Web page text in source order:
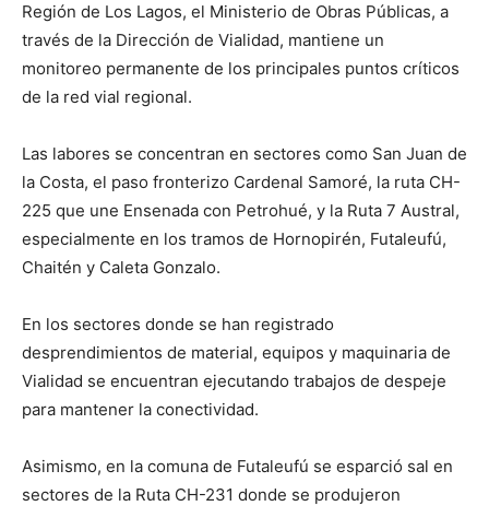
Región de Los Lagos, el Ministerio de Obras Públicas, a
través de la Dirección de Vialidad, mantiene un
monitoreo permanente de los principales puntos críticos
de la red vial regional.
Las labores se concentran en sectores como San Juan de
la Costa, el paso fronterizo Cardenal Samoré, la ruta CH-
225 que une Ensenada con Petrohué, y la Ruta 7 Austral,
especialmente en los tramos de Hornopirén, Futaleufú,
Chaitén y Caleta Gonzalo.
En los sectores donde se han registrado
desprendimientos de material, equipos y maquinaria de
Vialidad se encuentran ejecutando trabajos de despeje
para mantener la conectividad.
Asimismo, en la comuna de Futaleufú se esparció sal en
sectores de la Ruta CH-231 donde se produjeron